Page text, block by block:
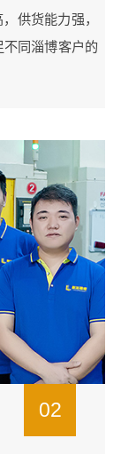
供货能力强，
同淄博客户的
02